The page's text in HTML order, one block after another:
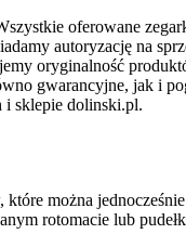
oferowane
autoryzację na
oryginalność
gwarancyjne, jak i
i sklepie dolinski.pl.
które można
rotomacie lub